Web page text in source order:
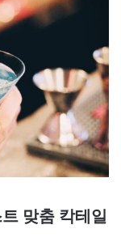
맞춤 칵테일